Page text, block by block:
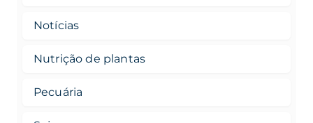
Notícias
Nutrição de plantas
Pecuária